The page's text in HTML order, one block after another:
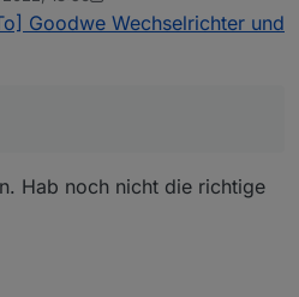
35105 + 35109.
Goodwe Wechselrichter und
Hab noch nicht die richtige